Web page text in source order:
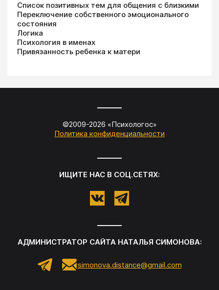
Список позитивных тем для общения с близкими
Переключение собственного эмоционального
состояния
Логика
Психология в именах
Привязанность ребенка к матери
©2009-2026 «Психологос»
Политика конфиденциальности
ИЩИТЕ НАС В СОЦ.СЕТЯХ:
АДМИНИСТРАТОР САЙТА НАТАЛЬЯ СИМОНОВА:
simonova.distance@gmail.com